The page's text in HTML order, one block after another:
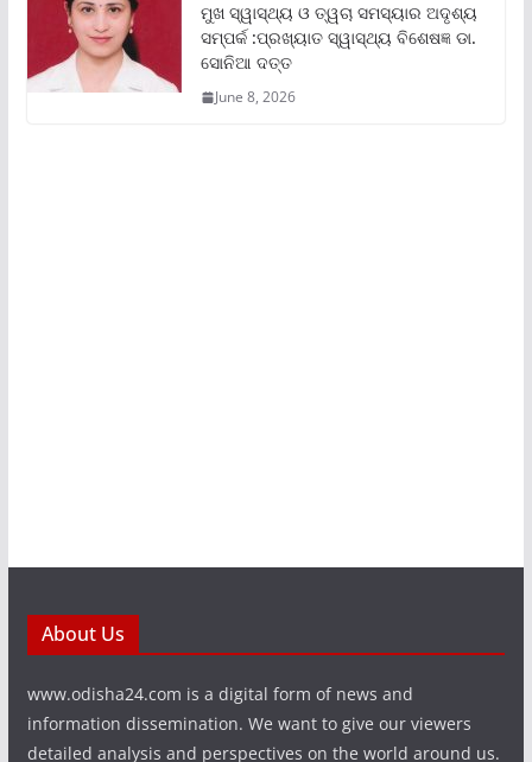
ମୁଖ ସ୍ୱାସ୍ଥ୍ୟ ଓ ତ୍ୱଚା ସମସ୍ୟାର ଅଦୃଶ୍ୟ
ସମ୍ପର୍କ :ପ୍ରଖ୍ୟାତ ସ୍ୱାସ୍ଥ୍ୟ ବିଶେଷଜ୍ଞ ଡା.
ସୋନିଆ ଦତ୍ତ
June 8, 2026
About Us
www.odisha24.com is a digital form of news and
information dissemination. We want to give our viewers
detailed analysis and perspectives on the world around us.